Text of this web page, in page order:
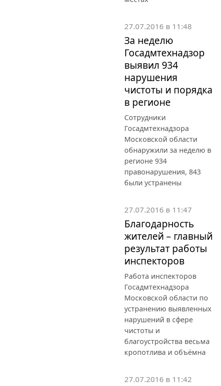
27.07.2016 в 11:48
За неделю
Госадмтехнадзор
выявил 934
нарушения
чистоты и порядка
в регионе
Сотрудники
Госадмтехнадзора
Московской области
обнаружили за неделю в
регионе 934
правонарушения, 843
были устранены
27.07.2016 в 11:47
Благодарность
жителей – главный
результат работы
инспекторов
Работа инспекторов
Госадмтехнадзора
Московской области по
устранению выявленных
нарушений в сфере
чистоты и
благоустройства весьма
кропотлива и объёмна
27.07.2016 в 11:42